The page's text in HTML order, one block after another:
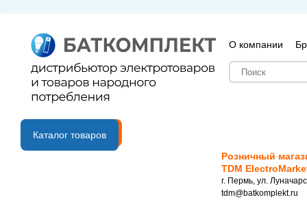
О компании
B2B портал
Каталог товаров
Розничный
TDM
г. Пермь, ул.
tdm@batkomplekt.ru